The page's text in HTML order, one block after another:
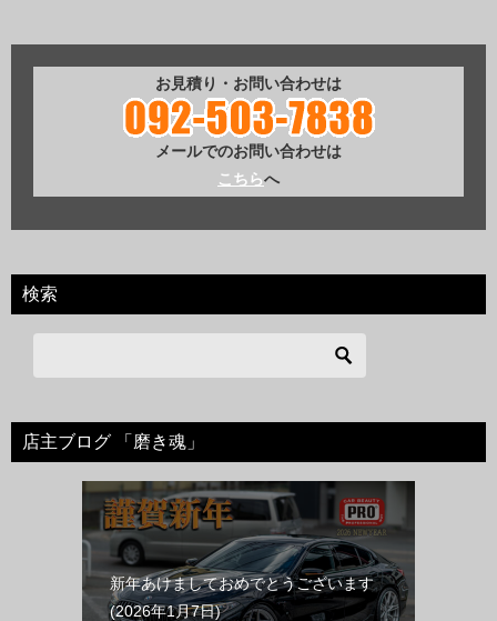
お見積り・お問い合わせは
メールでのお問い合わせは
こちらへ
検索
店主ブログ 「磨き魂」
新年あけましておめでとうございます
2026年1月7日